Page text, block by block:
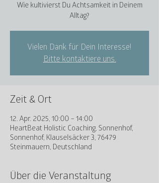
Wie kultivierst Du Achtsamkeit in Deinem
Alltag?
Vielen Dank für Dein Interesse!
Bitte kontaktiere uns.
Zeit & Ort
12. Apr. 2025, 10:00 – 14:00
HeartBeat Holistic Coaching, Sonnenhof,
Sonnenhof, Klauselsäcker 3, 76479
Steinmauern, Deutschland
Über die Veranstaltung